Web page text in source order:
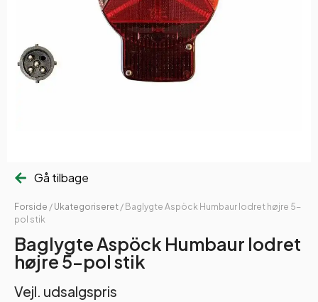
Gå tilbage
Forside / Ukategoriseret / Baglygte Aspöck Humbaur lodret højre 5-
pol stik
Baglygte Aspöck Humbaur lodret
højre 5-pol stik
Vejl. udsalgspris